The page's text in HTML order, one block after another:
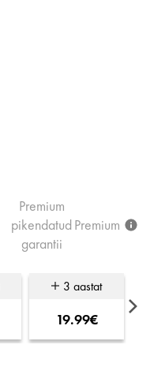
Premium
pikendatud
garantii
Premium
3 aastat
19.99€